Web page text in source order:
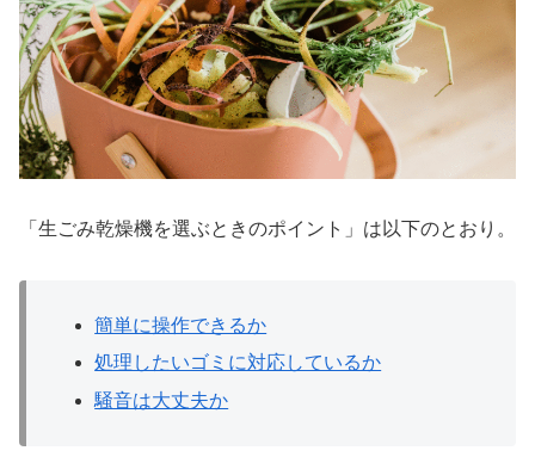
「生ごみ乾燥機を選ぶときのポイント」は以下のとおり。
簡単に操作できるか
処理したいゴミに対応しているか
騒音は大丈夫か